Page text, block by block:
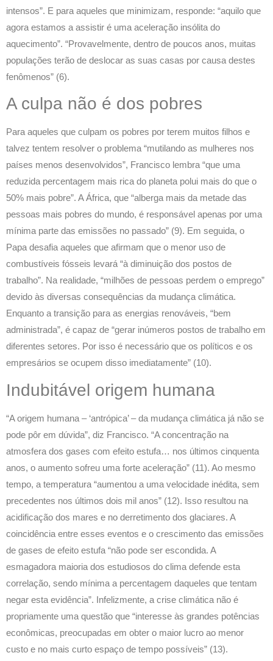
intensos”. E para aqueles que minimizam, responde: “aquilo que
agora estamos a assistir é uma aceleração insólita do
aquecimento”. “Provavelmente, dentro de poucos anos, muitas
populações terão de deslocar as suas casas por causa destes
fenômenos” (6).
A culpa não é dos pobres
Para aqueles que culpam os pobres por terem muitos filhos e
talvez tentem resolver o problema “mutilando as mulheres nos
países menos desenvolvidos”, Francisco lembra “que uma
reduzida percentagem mais rica do planeta polui mais do que o
50% mais pobre”. A África, que “alberga mais da metade das
pessoas mais pobres do mundo, é responsável apenas por uma
mínima parte das emissões no passado” (9). Em seguida, o
Papa desafia aqueles que afirmam que o menor uso de
combustíveis fósseis levará “à diminuição dos postos de
trabalho”. Na realidade, “milhões de pessoas perdem o emprego”
devido às diversas consequências da mudança climática.
Enquanto a transição para as energias renováveis, “bem
administrada”, é capaz de “gerar inúmeros postos de trabalho em
diferentes setores. Por isso é necessário que os políticos e os
empresários se ocupem disso imediatamente” (10).
Indubitável origem humana
“A origem humana – ‘antrópica’ – da mudança climática já não se
pode pôr em dúvida”, diz Francisco. “A concentração na
atmosfera dos gases com efeito estufa… nos últimos cinquenta
anos, o aumento sofreu uma forte aceleração” (11). Ao mesmo
tempo, a temperatura “aumentou a uma velocidade inédita, sem
precedentes nos últimos dois mil anos” (12). Isso resultou na
acidificação dos mares e no derretimento dos glaciares. A
coincidência entre esses eventos e o crescimento das emissões
de gases de efeito estufa “não pode ser escondida. A
esmagadora maioria dos estudiosos do clima defende esta
correlação, sendo mínima a percentagem daqueles que tentam
negar esta evidência”. Infelizmente, a crise climática não é
propriamente uma questão que “interesse às grandes potências
econômicas, preocupadas em obter o maior lucro ao menor
custo e no mais curto espaço de tempo possíveis” (13).